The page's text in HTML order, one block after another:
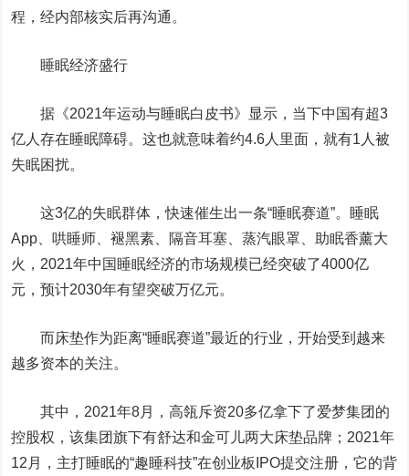
程，经内部核实后再沟通。
睡眠经济盛行
据《2021年运动与睡眠白皮书》显示，当下中国有超3
亿人存在睡眠障碍。这也就意味着约4.6人里面，就有1人被
失眠困扰。
这3亿的失眠群体，快速催生出一条“睡眠赛道”。睡眠
App、哄睡师、褪黑素、隔音耳塞、蒸汽眼罩、助眠香薰大
火，2021年中国睡眠经济的市场规模已经突破了4000亿
元，预计2030年有望突破万亿元。
而床垫作为距离“睡眠赛道”最近的行业，开始受到越来
越多资本的关注。
其中，2021年8月，高瓴斥资20多亿拿下了爱梦集团的
控股权，该集团旗下有舒达和金可儿两大床垫品牌；2021年
12月，主打睡眠的“趣睡科技”在创业板IPO提交注册，它的背